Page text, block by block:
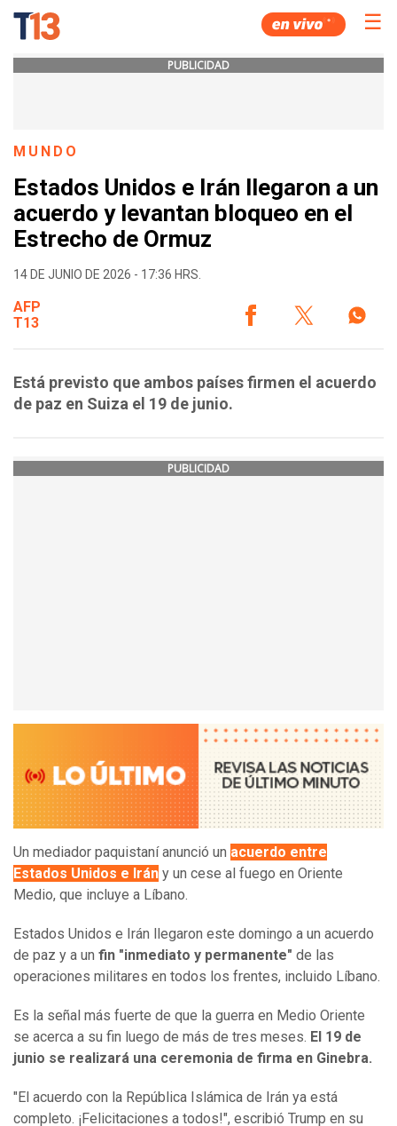
☰
PUBLICIDAD
MUNDO
Estados Unidos e Irán llegaron a un
acuerdo y levantan bloqueo en el
Estrecho de Ormuz
14 DE JUNIO DE 2026 - 17:36 HRS.
AFP
T13
Está previsto que ambos países firmen el acuerdo
de paz en Suiza el 19 de junio.
PUBLICIDAD
Un mediador paquistaní anunció un acuerdo entre
Estados Unidos e Irán y un cese al fuego en Oriente
Medio, que incluye a Líbano.
Estados Unidos e Irán llegaron este domingo a un acuerdo
de paz y a un fin "inmediato y permanente" de las
operaciones militares en todos los frentes, incluido Líbano.
Es la señal más fuerte de que la guerra en Medio Oriente
se acerca a su fin luego de más de tres meses. El 19 de
junio se realizará una ceremonia de firma en Ginebra.
"El acuerdo con la República Islámica de Irán ya está
completo. ¡Felicitaciones a todos!", escribió Trump en su